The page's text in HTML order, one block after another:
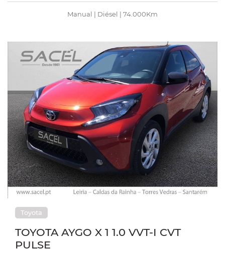
Manual | Diésel | 74.000Km
Toyota
TOYOTA AYGO X 1 1.0 VVT-I CVT
PULSE